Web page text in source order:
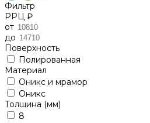
Фильтр
РРЦ ₽
от
до
Поверхность
Полированная
Материал
Оникс и мрамор
Оникс
Толщина (мм)
8